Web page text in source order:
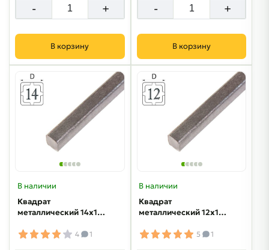
- +
В корзину
- +
В корзину
В наличии
Квадрат
металлический 14х14
4 1
В наличии
Квадрат
металлический 12х12
5 1